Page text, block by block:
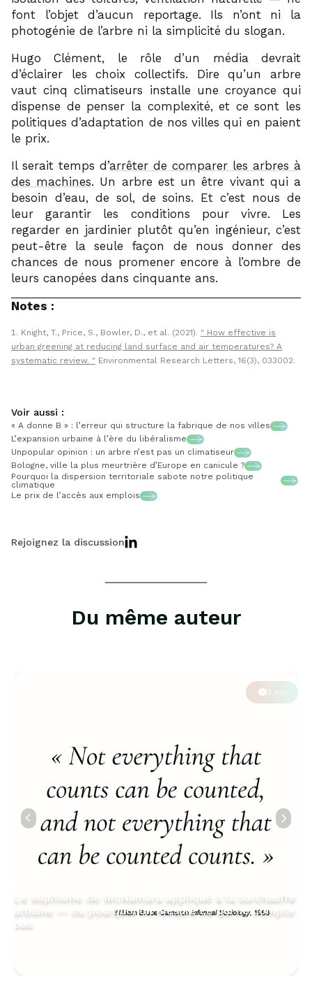
font l’objet d’aucun reportage. Ils n’ont ni la
photogénie de l’arbre ni la simplicité du slogan.
Hugo Clément, le rôle d’un média devrait
d’éclairer les choix collectifs. Dire qu’un arbre
vaut cinq climatiseurs installe une croyance qui
dispense de penser la complexité, et ce sont les
politiques d’adaptation de nos villes qui en paient
le prix.
Il serait temps d’arrêter de comparer les arbres à
des machines. Un arbre est un être vivant qui a
besoin d’eau, de sol, de soins. Et c’est nous de
leur garantir les conditions pour vivre. Les
regarder en jardinier plutôt qu’en ingénieur, c’est
peut-être la seule façon de nous donner des
chances de nous promener encore à l’ombre de
leurs canopées dans cinquante ans.
Notes :
Knight, T., Price, S., Bowler, D., et al. (2021).
How effective is
urban greening at reducing land surface and air temperatures? A
systematic review.
Environmental Research Letters, 16(3), 033002.
Voir aussi :
« A donne B » : l’erreur qui structure la fabrique de nos villes
L’expansion urbaine à l’ère du libéralisme
Unpopular opinion : un arbre n’est pas un climatiseur
Bologne, ville la plus meurtrière d’Europe en canicule ?
Pourquoi la dispersion territoriale sabote notre politique
climatique
Le prix de l’accès aux emplois
Rejoignez la discussion
Du même auteur
3 min
Le sophisme de McNamara appliqué à la surchauffe
urbaine — ou pourquoi on mesure ce qui ne compte
pas